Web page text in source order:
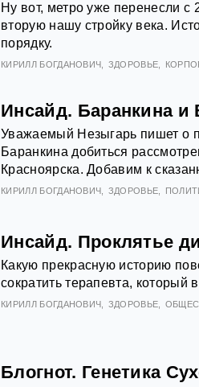
Ну вот, метро уже перенесли с
вторую нашу стройку века.
порядку.
КИРИЛЛ БОГДАНОВИЧ ЗДОРОВЬЕ
Инсайд. Баранкина и
Уважаемый Незыгарь пишет о
Баранкина добиться
Красноярска. Добавим к
КИРИЛЛ БОГДАНОВИЧ ЗДОРОВЬЕ
Инсайд. Проклятье
Какую прекрасную историю
сократить терапевта, который
КИРИЛЛ БОГДАНОВИЧ ЗДОРОВЬЕ
Блогнот. Генетика